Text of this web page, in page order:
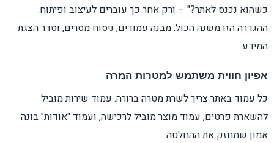
כשהוא נכנס לאתר?" – ורק אחר כך עוברים לעיצוב ופיתוח.
ההגדרה הזו משנה הכול: מבנה עמודים, ניסוח מסרים, וסדר הצגת
המידע.
אפיון חווית משתמש למטרות המרה
כל עמוד באתר צריך לשרת מטרה ברורה. עמוד שירות מוביל
להשארת פרטים, עמוד מוצר מוביל לרכישה, ועמוד "אודות" בונה
אמון שמחזק את ההחלטה.